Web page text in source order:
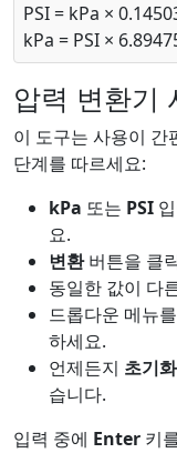
PSI = kPa ×
kPa = PSI ×
압력 변환기
이 도구는 사용이 간
단계를 따르세요:
kPa 또는 PSI
요.
변환버튼을 클
동일한 값이 다
드롭다운 메뉴
하세요.
언제든지 초기화
습니다.
입력 중에 Enter 키